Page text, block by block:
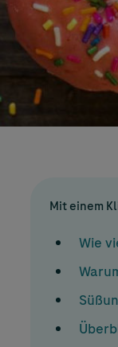
Mit einem
Wie